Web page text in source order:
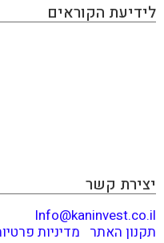
לידיעת הקוראים
יצירת קשר
Info@kaninvest.co.il
תקנון האתר מדיניות